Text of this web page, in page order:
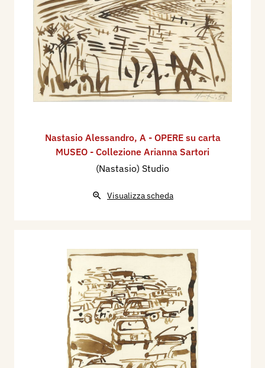
Nastasio Alessandro, A - OPERE su carta
MUSEO - Collezione Arianna Sartori
(Nastasio) Studio
Visualizza scheda